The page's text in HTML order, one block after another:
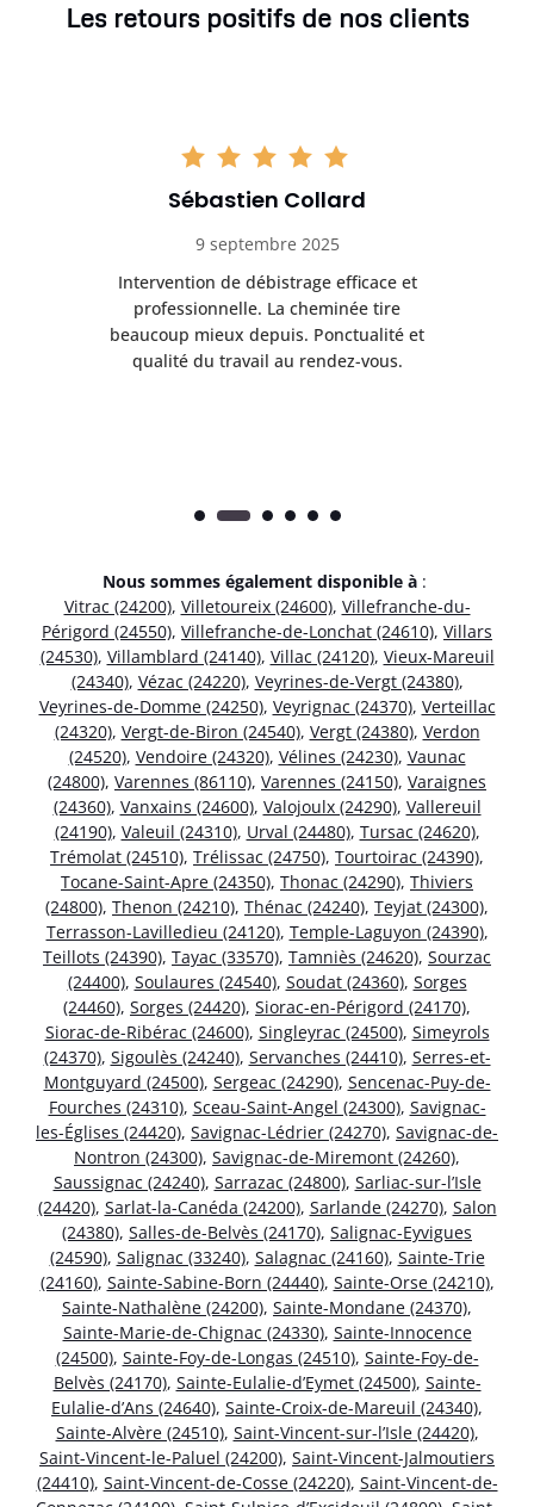
Les retours positifs de nos clients
Sébastien Collard
9 septembre 2025
Intervention de débistrage efficace et
professionnelle. La cheminée tire
beaucoup mieux depuis. Ponctualité et
qualité du travail au rendez-vous.
Nous sommes également disponible à :
Vitrac (24200), Villetoureix (24600), Villefranche-du-
Périgord (24550), Villefranche-de-Lonchat (24610), Villars
(24530), Villamblard (24140), Villac (24120), Vieux-Mareuil
(24340), Vézac (24220), Veyrines-de-Vergt (24380),
Veyrines-de-Domme (24250), Veyrignac (24370), Verteillac
(24320), Vergt-de-Biron (24540), Vergt (24380), Verdon
(24520), Vendoire (24320), Vélines (24230), Vaunac
(24800), Varennes (86110), Varennes (24150), Varaignes
(24360), Vanxains (24600), Valojoulx (24290), Vallereuil
(24190), Valeuil (24310), Urval (24480), Tursac (24620),
Trémolat (24510), Trélissac (24750), Tourtoirac (24390),
Tocane-Saint-Apre (24350), Thonac (24290), Thiviers
(24800), Thenon (24210), Thénac (24240), Teyjat (24300),
Terrasson-Lavilledieu (24120), Temple-Laguyon (24390),
Teillots (24390), Tayac (33570), Tamniès (24620), Sourzac
(24400), Soulaures (24540), Soudat (24360), Sorges
(24460), Sorges (24420), Siorac-en-Périgord (24170),
Siorac-de-Ribérac (24600), Singleyrac (24500), Simeyrols
(24370), Sigoulès (24240), Servanches (24410), Serres-et-
Montguyard (24500), Sergeac (24290), Sencenac-Puy-de-
Fourches (24310), Sceau-Saint-Angel (24300), Savignac-
les-Églises (24420), Savignac-Lédrier (24270), Savignac-de-
Nontron (24300), Savignac-de-Miremont (24260),
Saussignac (24240), Sarrazac (24800), Sarliac-sur-l’Isle
(24420), Sarlat-la-Canéda (24200), Sarlande (24270), Salon
(24380), Salles-de-Belvès (24170), Salignac-Eyvigues
(24590), Salignac (33240), Salagnac (24160), Sainte-Trie
(24160), Sainte-Sabine-Born (24440), Sainte-Orse (24210),
Sainte-Nathalène (24200), Sainte-Mondane (24370),
Sainte-Marie-de-Chignac (24330), Sainte-Innocence
(24500), Sainte-Foy-de-Longas (24510), Sainte-Foy-de-
Belvès (24170), Sainte-Eulalie-d’Eymet (24500), Sainte-
Eulalie-d’Ans (24640), Sainte-Croix-de-Mareuil (24340),
Sainte-Alvère (24510), Saint-Vincent-sur-l’Isle (24420),
Saint-Vincent-le-Paluel (24200), Saint-Vincent-Jalmoutiers
(24410), Saint-Vincent-de-Cosse (24220), Saint-Vincent-de-